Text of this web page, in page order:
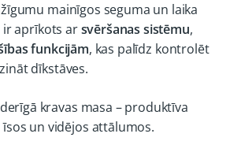
mainīgos seguma un laika
ir aprīkots arsvēršanas sistēmu,
funkcijām, kas palīdz kontrolēt
dīkstāves.
kravas masa – produktīva
un vidējos attālumos.